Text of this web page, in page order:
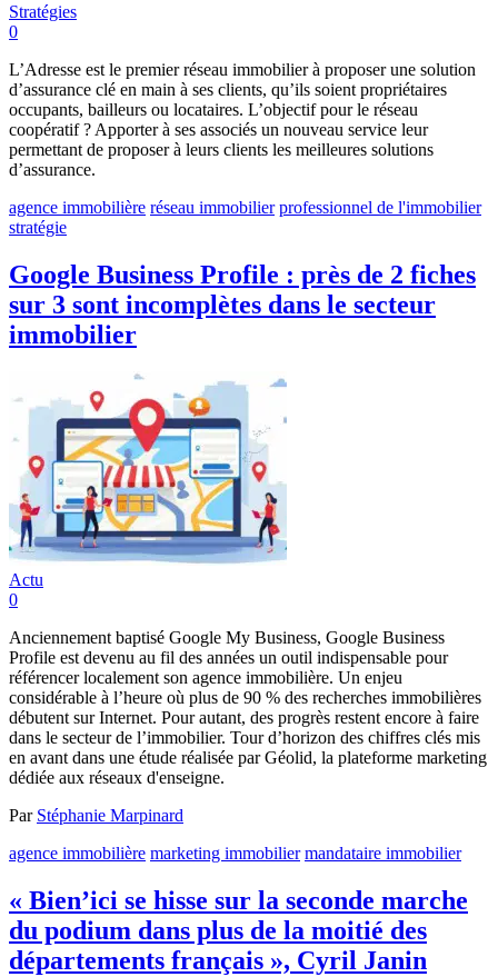
Stratégies
0
L’Adresse est le premier réseau immobilier à proposer une solution
d’assurance clé en main à ses clients, qu’ils soient propriétaires
occupants, bailleurs ou locataires. L’objectif pour le réseau
coopératif ? Apporter à ses associés un nouveau service leur
permettant de proposer à leurs clients les meilleures solutions
d’assurance.
agence immobilière réseau immobilier professionnel de l'immobilier
stratégie
Google Business Profile : près de 2 fiches
sur 3 sont incomplètes dans le secteur
immobilier
Actu
0
Anciennement baptisé Google My Business, Google Business
Profile est devenu au fil des années un outil indispensable pour
référencer localement son agence immobilière. Un enjeu
considérable à l’heure où plus de 90 % des recherches immobilières
débutent sur Internet. Pour autant, des progrès restent encore à faire
dans le secteur de l’immobilier. Tour d’horizon des chiffres clés mis
en avant dans une étude réalisée par Géolid, la plateforme marketing
dédiée aux réseaux d'enseigne.
Par Stéphanie Marpinard
agence immobilière marketing immobilier mandataire immobilier
« Bien’ici se hisse sur la seconde marche
du podium dans plus de la moitié des
départements français », Cyril Janin